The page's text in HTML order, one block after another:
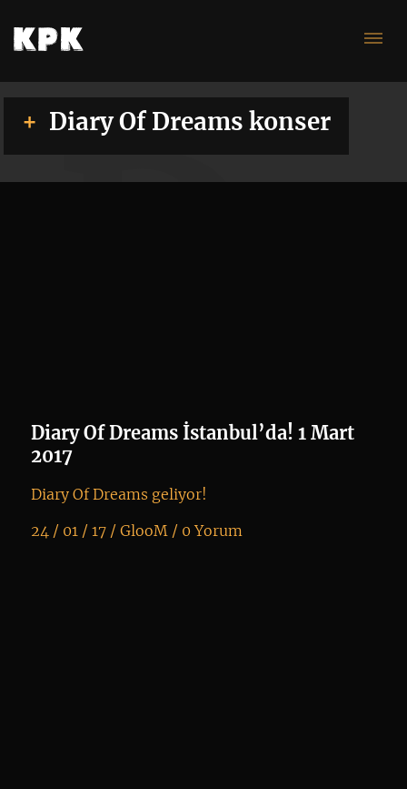
Diary Of Dreams konser
Diary Of Dreams İstanbul’da! 1 Mart
2017
Diary Of Dreams geliyor!
24 / 01 / 17 / GlooM/ 0 Yorum